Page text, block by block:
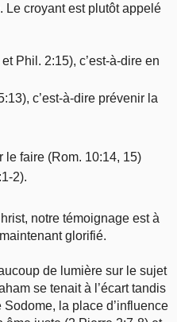
Le croyant est plutôt appelé
Phil. 2:15), c’est-à-dire en
c’est-à-dire prévenir la
le faire (Rom. 10:14, 15)
2).
notre témoignage est à
glorifié.
de lumière sur le sujet
se tenait à l’écart tandis
la place d’influence